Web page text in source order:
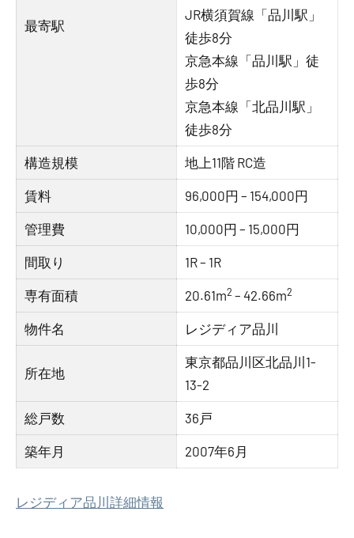
最寄駅
JR横須賀線「品川駅」
徒歩8分
京急本線「品川駅」徒
歩8分
京急本線「北品川駅」
徒歩8分
構造規模 地上11階 RC造
賃料 96,000円 – 154,000円
管理費 10,000円 – 15,000円
間取り 1R – 1R
専有面積 20.61m2 – 42.66m2
物件名 レジディア品川
所在地
東京都品川区北品川1-
13-2
総戸数 36戸
築年月 2007年6月
レジディア品川詳細情報